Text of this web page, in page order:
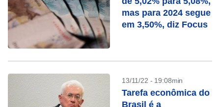
mas para 2024 segue
em 3,50%, diz Focus
13/11/22 - 19:08min
Tarefa econômica do
Brasil é a